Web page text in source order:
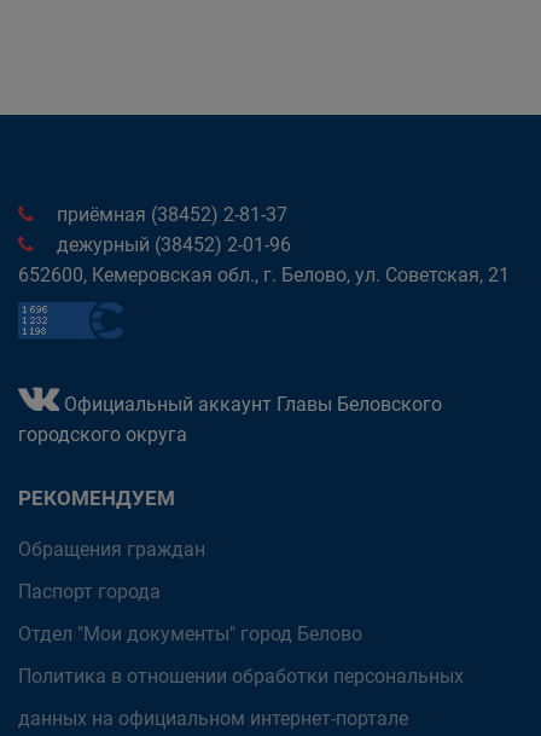
приёмная (38452) 2-81-37
дежурный (38452) 2-01-96
652600, Кемеровская обл., г. Белово, ул. Советская, 21
Официальный аккаунт Главы Беловского
городского округа
РЕКОМЕНДУЕМ
Обращения граждан
Паспорт города
Отдел "Мои документы" город Белово
Политика в отношении обработки персональных
данных на официальном интернет-портале